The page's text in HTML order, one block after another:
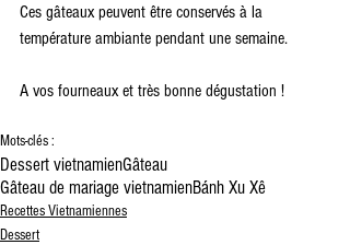
Ces gâteaux peuvent être conservés à la
température ambiante pendant une semaine.
A vos fourneaux et très bonne dégustation !
Mots-clés :
Dessert vietnamienGâteau
Gâteau de mariage vietnamienBánh Xu Xê
Recettes Vietnamiennes
Dessert